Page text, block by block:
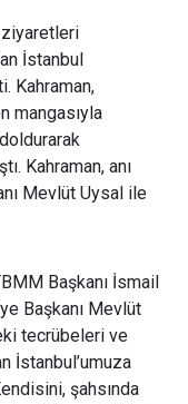
ziyaretleri
İstanbul
Kahraman,
mangasıyla
Kahraman, anı
Mevlüt Uysal ile
Başkanı İsmail
Başkanı Mevlüt
tecrübeleri ve
İstanbul’umuza
şahsında